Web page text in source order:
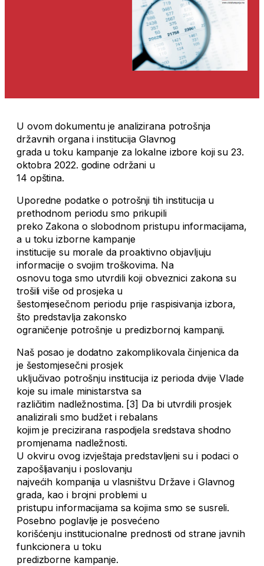
U ovom dokumentu je analizirana potrošnja
državnih organa i institucija Glavnog
grada u toku kampanje za lokalne izbore koji su 23.
oktobra 2022. godine održani u
14 opština.
Uporedne podatke o potrošnji tih institucija u
prethodnom periodu smo prikupili
preko Zakona o slobodnom pristupu informacijama,
a u toku izborne kampanje
institucije su morale da proaktivno objavljuju
informacije o svojim troškovima. Na
osnovu toga smo utvrdili koji obveznici zakona su
trošili više od prosjeka u
šestomjesečnom periodu prije raspisivanja izbora,
što predstavlja zakonsko
ograničenje potrošnje u predizbornoj kampanji.
Naš posao je dodatno zakomplikovala činjenica da
je šestomjesečni prosjek
uključivao potrošnju institucija iz perioda dvije Vlade
koje su imale ministarstva sa
različitim nadležnostima. [3] Da bi utvrdili prosjek
analizirali smo budžet i rebalans
kojim je precizirana raspodjela sredstava shodno
promjenama nadležnosti.
U okviru ovog izvještaja predstavljeni su i podaci o
zapošljavanju i poslovanju
najvećih kompanija u vlasništvu Države i Glavnog
grada, kao i brojni problemi u
pristupu informacijama sa kojima smo se susreli.
Posebno poglavlje je posvećeno
korišćenju institucionalne prednosti od strane javnih
funkcionera u toku
predizborne kampanje.